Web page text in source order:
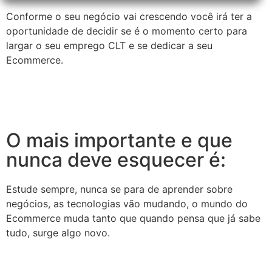
Conforme o seu negócio vai crescendo você irá ter a
oportunidade de decidir se é o momento certo para
largar o seu emprego CLT e se dedicar a seu
Ecommerce.
O mais importante e que
nunca deve esquecer é:
Estude sempre, nunca se para de aprender sobre
negócios, as tecnologias vão mudando, o mundo do
Ecommerce muda tanto que quando pensa que já sabe
tudo, surge algo novo.